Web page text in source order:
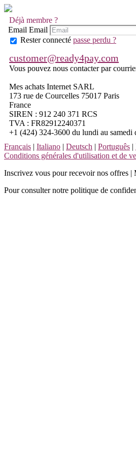
Déjà membre ?
Email Email
Rester connecté passe perdu ?
customer@ready4pay.com
Vous pouvez nous contacter par
Mes achats Internet SARL
173 rue de Courcelles 75017 Paris
France
SIREN : 912 240 371 RCS
TVA : FR82912240371
+1 (424) 324-3600 du lundi au samedi
Français | Italiano | Deutsch | Português |
Conditions générales d'utilisation et de
Inscrivez vous pour recevoir nos offres |
Pour consulter notre politique de